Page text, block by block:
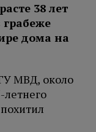
38 лет
дома на
МВД, около